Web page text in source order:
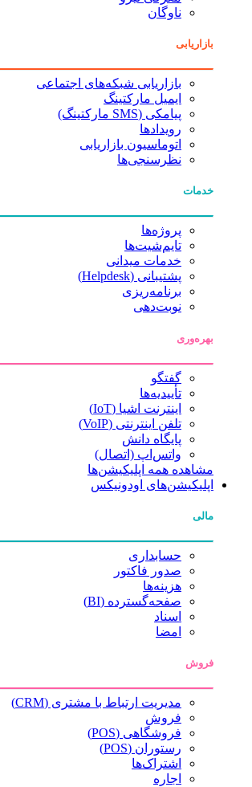
ناوگان
بازاریابی
بازاریابی شبکه‌های اجتماعی
ایمیل مارکتینگ
پیامکی (SMS مارکتینگ)
رویدادها
اتوماسیون بازاریابی
نظرسنجی‌ها
خدمات
پروژه‌ها
تایم‌شیت‌ها
خدمات میدانی
پشتیبانی (Helpdesk)
برنامه‌ریزی
نوبت‌دهی
بهره‌وری
گفتگو
تأییدیه‌ها
اینترنت اشیا (IoT)
تلفن اینترنتی (VoIP)
پایگاه دانش
واتس‌اپ (اتصال)
مشاهده همه اپلیکیشن‌ها
اپلیکیشن‌های اودونیکس
مالی
حسابداری
صدور فاکتور
هزینه‌ها
صفحه‌گسترده (BI)
اسناد
امضا
فروش
مدیریت ارتباط با مشتری (CRM)
فروش
فروشگاهی (POS)
رستوران (POS)
اشتراک‌ها
اجاره